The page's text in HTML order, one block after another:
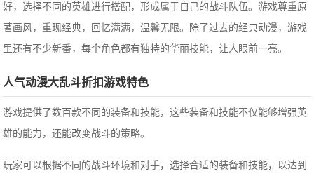
好，选择不同的英雄进行搭配，形成属于自己的战斗队伍。游戏尊重原
著画风，重现经典，回忆满满，温馨无限。除了过去的经典动漫，游戏
里还有不少新番，每个角色都有独特的华丽技能，让人眼前一亮。
人气动漫大乱斗折扣游戏特色
游戏提供了数百款不同的装备和技能，这些装备和技能不仅能够增强英
雄的能力，还能改变战斗的策略。
玩家可以根据不同的战斗环境和对手，选择合适的装备和技能，以达到